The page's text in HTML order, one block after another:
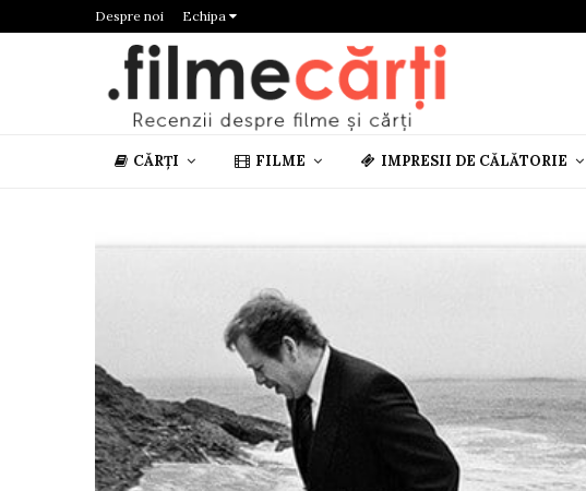
Despre noi Echipa
CĂRȚI FILME IMPRESII DE CĂLĂTORIE